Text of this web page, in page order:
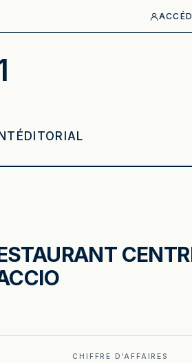
ÉDITORIAL
CHIFFRE D'AFFAIRES